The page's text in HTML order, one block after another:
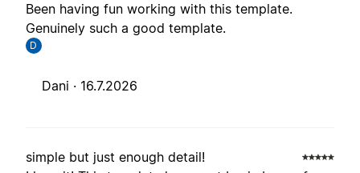
Been having fun working with this template.
Genuinely such a good template.
D
Dani · 16.7.2026
simple but just enough detail!